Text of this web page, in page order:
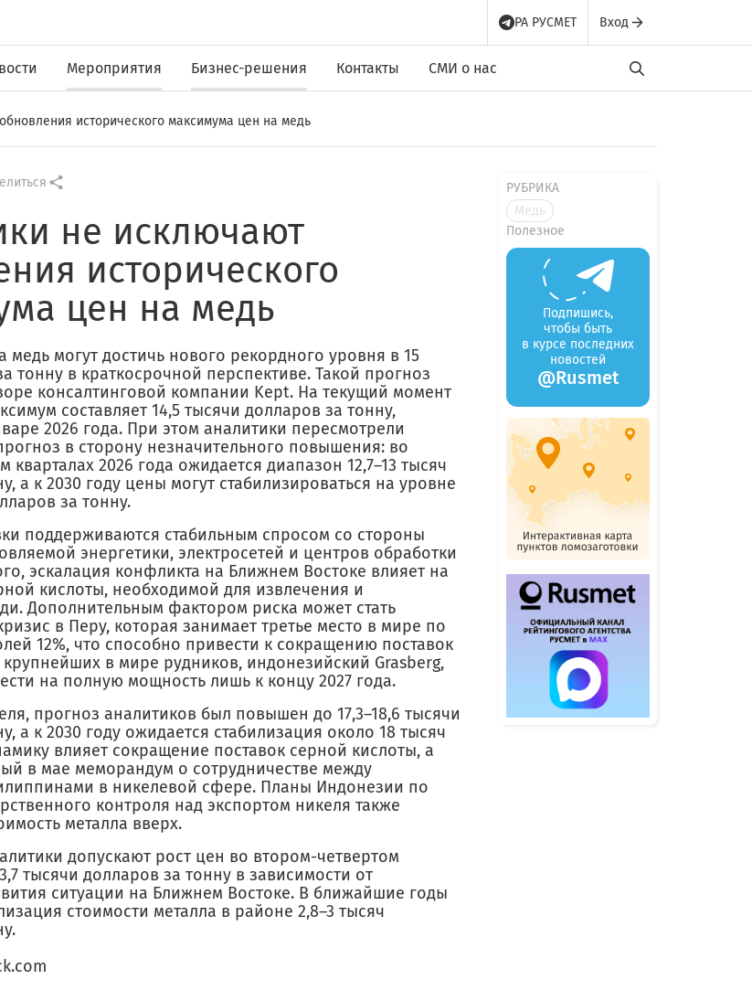
РА РУСМЕТ Вход
Мероприятия Бизнес-решения Контакты СМИ о нас
исторического максимума цен на медь
не исключают
исторического
цен на медь
могут достичь нового рекордного уровня в 15
тонну в краткосрочной перспективе. Такой прогноз
консалтинговой компании Kept. На текущий момент
составляет 14,5 тысячи долларов за тонну,
2026 года. При этом аналитики пересмотрели
в сторону незначительного повышения: во
кварталах 2026 года ожидается диапазон 12,7–13 тысяч
а к 2030 году цены могут стабилизироваться на уровне
за тонну.
поддерживаются стабильным спросом со стороны
энергетики, электросетей и центров обработки
эскалация конфликта на Ближнем Востоке влияет на
кислоты, необходимой для извлечения и
Дополнительным фактором риска может стать
в Перу, которая занимает третье место в мире по
12%, что способно привести к сокращению поставок
в мире рудников, индонезийский Grasberg,
на полную мощность лишь к концу 2027 года.
прогноз аналитиков был повышен до 17,3–18,6 тысячи
а к 2030 году ожидается стабилизация около 18 тысяч
влияет сокращение поставок серной кислоты, а
в мае меморандум о сотрудничестве между
в никелевой сфере. Планы Индонезии по
контроля над экспортом никеля также
металла вверх.
допускают рост цен во втором-четвертом
тысячи долларов за тонну в зависимости от
ситуации на Ближнем Востоке. В ближайшие годы
стоимости металла в районе 2,8–3 тысяч
РУБРИКА
Медь
Полезное
Подпишись,
чтобы быть
в курсе последних
новостей
@Rusmet